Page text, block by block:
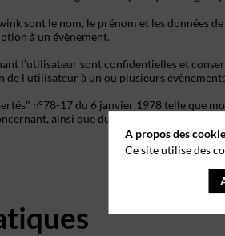
sont le nom, le prénom et les données
à un évènement.
l’utilisateur sont confidentielles et
l’utilisateur à un ou plusieurs
n°78-17 du 6 janvier 1978 telle que
ainsi que du droit de s’opposer
A propos des
Ce site utilise des